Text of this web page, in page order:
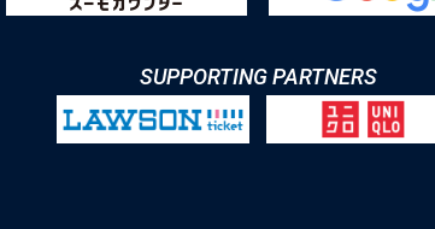
SUPPORTING PARTNERS